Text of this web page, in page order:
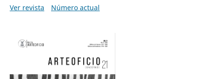
Ver revista
Número actual